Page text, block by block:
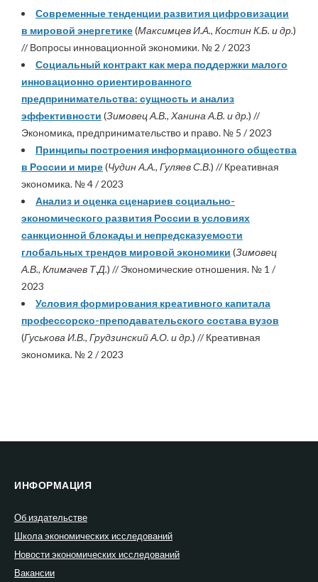
Современные тенденции развития цифровизации
в мировой энергетике(Максимцев И.А., Костин К.Б. и др.)
// Вопросы инновационной экономики. № 2 / 2023
Социальный контракт как мера поддержки малого
инновационно ориентированного
предпринимательства: сущность и анализ
эффективности (Зимовец А.В., Ханина А.В. и др.) //
Экономика, предпринимательство и право. № 5 / 2023
Принципы построения информационного общества
в России и мире(Чудин А.А., Гуляев С.В.) // Креативная
экономика. № 4 / 2023
Анализ и оценка сценариев социально-
экономического развития России в условиях
санкционной блокады и непредсказуемости
глобальных трендов мировой экономики (Зимовец
А.В., Климачев Т.Д.) // Экономические отношения. № 1 /
2023
Условия формирования креативного капитала
профессорско-преподавательского состава вузов
(Гуськова И.В., Грудзинский А.О. и др.) // Креативная
экономика. № 2 / 2023
ИНФОРМАЦИЯ
Об издательстве
Школа экономических исследований
Новости экономических исследований
Вакансии